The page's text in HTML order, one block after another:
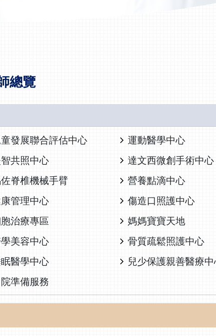
總覽
發展聯合評估中心
運動醫學中心
共照中心
達文西微創手術中心
脊椎機械手臂
營養點滴中心
管理中心
傷造口照護中心
治療專區
媽媽寶寶天地
美容中心
骨質疏鬆照護中心
醫學中心
兒少保護親善醫療
準備服務